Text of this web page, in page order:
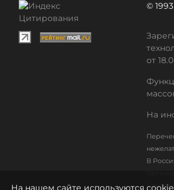
©
от
На
В
Список
На нашем сайте используются